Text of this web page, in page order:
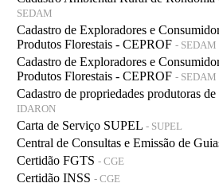
SEDAM
Cadastro de Exploradores e
Produtos Florestais - CEPROF - SEDAM
Cadastro de Exploradores e
Produtos Florestais - CEPROF - SEDAM
Cadastro de propriedades produtoras de
IDARON
Carta de Serviço SUPEL - SUPEL
Central de Consultas e Emissão de
Certidão FGTS - CGE
Certidão INSS - CGE